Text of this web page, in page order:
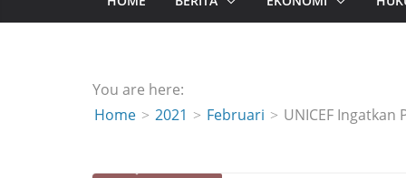
You are here:
Home
2021 Februari UNICEF